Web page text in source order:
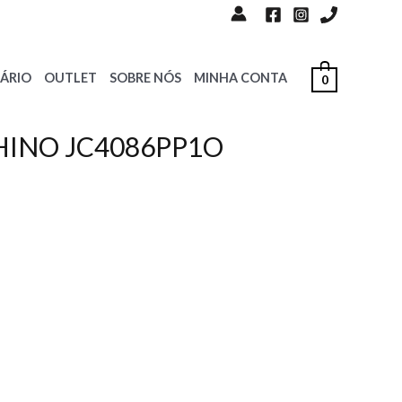
OUTLET SOBRE NÓS MINHA CONTA 0
JC4086PP1O